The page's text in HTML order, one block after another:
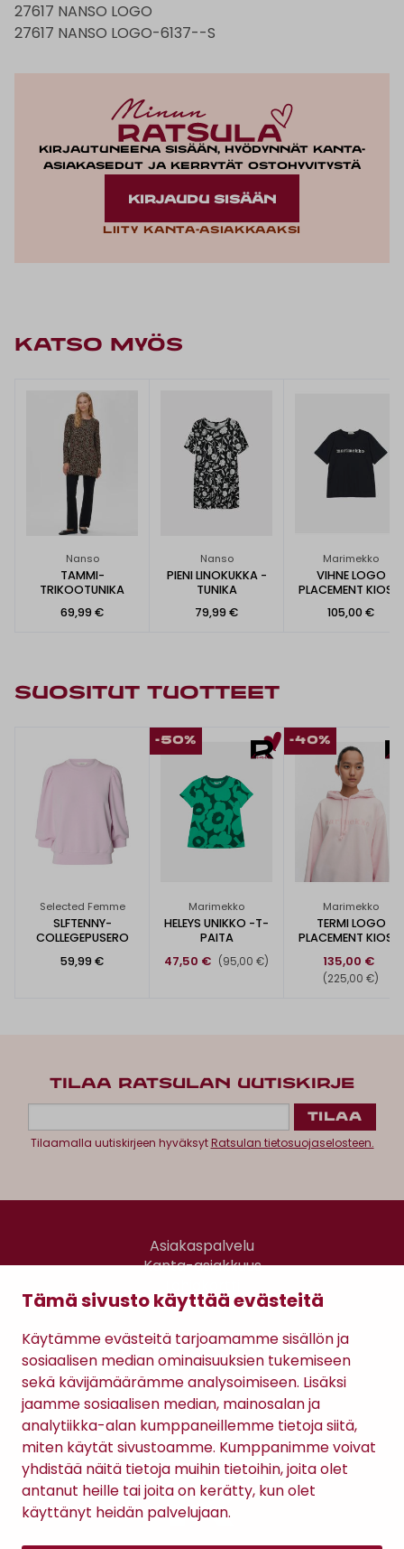
Tämä sivusto käyttää evästeitä
Käytämme evästeitä tarjoamamme sisällön ja
sosiaalisen median ominaisuuksien tukemiseen
sekä kävijämäärämme analysoimiseen. Lisäksi
jaamme sosiaalisen median, mainosalan ja
analytiikka-alan kumppaneillemme tietoja siitä,
miten käytät sivustoamme. Kumppanimme voivat
yhdistää näitä tietoja muihin tietoihin, joita olet
antanut heille tai joita on kerätty, kun olet
käyttänyt heidän palvelujaan.
27617 NANSO LOGO
27617 NANSO LOGO-6137--S
Kirjautuneena sisään, hyödynnät kanta-
asiakasedut ja kerrytät ostohyvitystä
KIRJAUDU SISÄÄN
Liity kanta-asiakkaaksi
KATSO MYÖS
Nanso
TAMMI-
TRIKOOTUNIKA
69,99 €
Nanso
PIENI LINOKUKKA -
TUNIKA
79,99 €
Marimekko
VIHNE LOGO
PLACEMENT KIOSKI
105,00 €
SUOSITUT TUOTTEET
Selected Femme
SLFTENNY-
COLLEGEPUSERO
59,99 €
-50%
Marimekko
HELEYS UNIKKO -T-
PAITA
47,50 € (95,00 €)
-40%
Marimekko
TERMI LOGO
PLACEMENT KIOSKI
135,00 €
(225,00 €)
TILAA RATSULAN UUTISKIRJE
Tilaamalla uutiskirjeen hyväksytRatsulan tietosuojaselosteen.
Asiakaspalvelu
Kanta-asiakkuus
Gomee Ratsula Café
Sopimusehdot
Tietosuojaseloste
Maksutavat